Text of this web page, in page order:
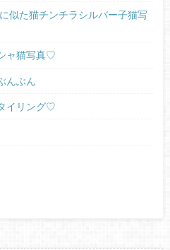
似た猫チンチラシルバー子猫写
ャ猫写真♡
んぶん
イリング♡